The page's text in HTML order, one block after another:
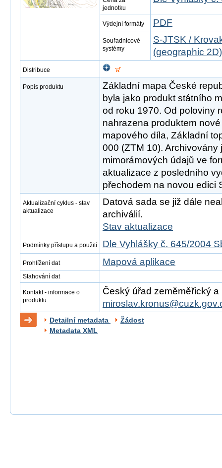
jednotku
Výdejní formáty PDF
Souřadnicové
systémy
S-JTSK /
(geographic 2D)
Distribuce
Popis produktu
Základní mapa České
byla jako produkt státního
od roku 1970. Od poloviny
nahrazena produktem
mapového díla, Základní
000 (ZTM 10).
mimorámových údajů ve
aktualizace z posledního
přechodem na novou edici
Aktualizační cyklus - stav
aktualizace
Datová sada se již dále
archiválií.
Stav aktualizace
Podmínky přístupu a použití Dle Vyhlášky č. 645/2004
Prohlížení dat Mapová aplikace
Stahování dat
Kontakt - informace o
produktu
Český úřad zeměměřický
Detailní metadata
Žádost
Metadata XML